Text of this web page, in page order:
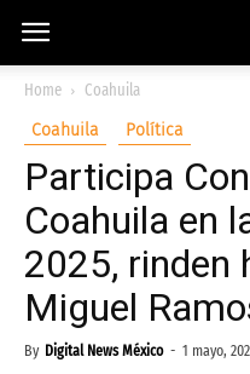
Home
Coahuila
Coahuila
Política
Participa
Coahuila en
2025, rinden
Miguel
By Digital News México - 1 mayo,